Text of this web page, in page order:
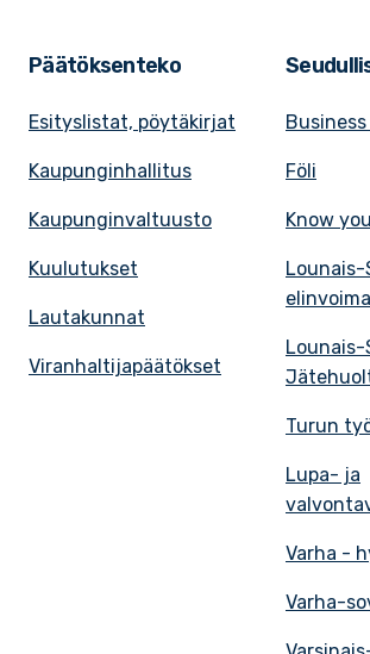
Päätöksenteko
Esityslistat, pöytäkirjat
Kaupunginhallitus
Kaupunginvaltuusto
Kuulutukset
Lautakunnat
Viranhaltijapäätökset
Föli
Know
Lounais-
Lounais-
Turun
Lupa- ja
Varha -
Varha-